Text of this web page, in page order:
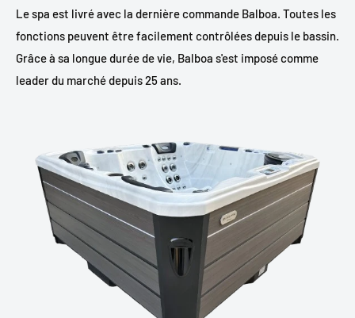
Le spa est livré avec la dernière commande Balboa. Toutes les
fonctions peuvent être facilement contrôlées depuis le bassin.
Grâce à sa longue durée de vie, Balboa s'est imposé comme
leader du marché depuis 25 ans.